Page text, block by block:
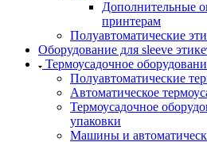
Дополнительные
принтерам
Полуавтоматические
Оборудование для sleeve
Термоусадочное
Полуавтоматические
Автоматическое
Термоусадочное
упаковки
Машины и